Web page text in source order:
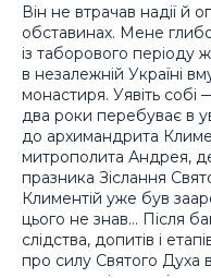
Він не втрачав надії й
обставинах. Мене
із таборового періоду
в незалежній Україні
монастиря. Уявіть
два роки перебуває в
до архимандрита
митрополита Андрея,
празника Зіслання
Климентій уже був
цього не знав… Після
слідства, допитів і
про силу Святого Духа